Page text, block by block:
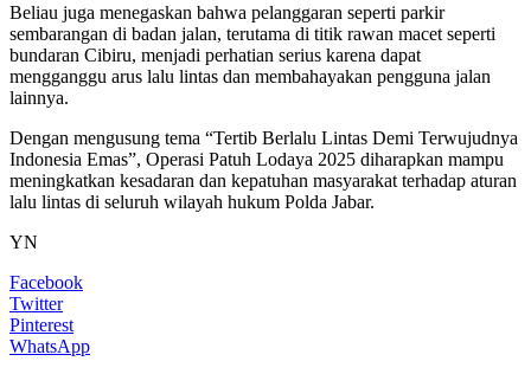
Beliau juga menegaskan bahwa pelanggaran seperti parkir
sembarangan di badan jalan, terutama di titik rawan macet seperti
bundaran Cibiru, menjadi perhatian serius karena dapat
mengganggu arus lalu lintas dan membahayakan pengguna jalan
lainnya.
Dengan mengusung tema “Tertib Berlalu Lintas Demi Terwujudnya
Indonesia Emas”, Operasi Patuh Lodaya 2025 diharapkan mampu
meningkatkan kesadaran dan kepatuhan masyarakat terhadap aturan
lalu lintas di seluruh wilayah hukum Polda Jabar.
YN
Facebook
Twitter
Pinterest
WhatsApp